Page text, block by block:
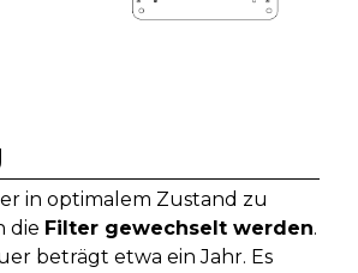
in optimalem Zustand zu
die Filter gewechselt werden.
beträgt etwa ein Jahr. Es